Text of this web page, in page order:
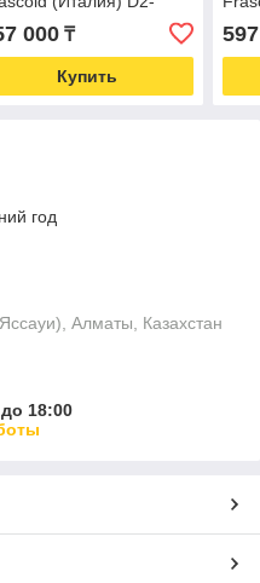
000₸
Купить
год
Алматы, Казахстан
18:00